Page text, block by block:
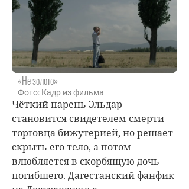
«Не золото»
Фото: Кадр из фильма
Чёткий парень Эльдар
становится свидетелем смерти
торговца бижутерией, но решает
скрыть его тело, а потом
влюбляется в скорбящую дочь
погибшего. Дагестанский фанфик